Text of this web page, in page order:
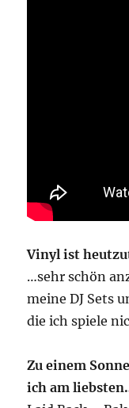
Vinyl ist
…sehr schön
meine DJ Sets
die ich spiele
Zu einem
ich am